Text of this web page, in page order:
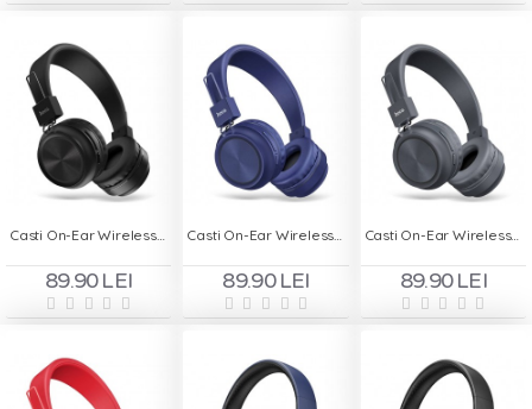
Casti On-Ear Wireless cu Bluetooth HOCO W25 - Negru
89.90 LEI
Casti On-Ear Wireless cu Bluetooth HOCO W25 - Albastru
89.90 LEI
Casti On-Ear Wireless cu Bluetooth HOCO W25 - Gri
89.90 LEI